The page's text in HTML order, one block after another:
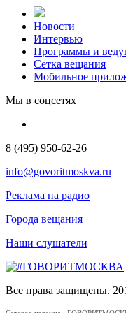
Новости
Интервью
Программы и
Сетка вещания
Мобильное
Мы в соцсетях
8 (495) 950-62-26
info@govoritmoskva.ru
Реклама на радио
Города вещания
Наши слушатели
Все права защищены.